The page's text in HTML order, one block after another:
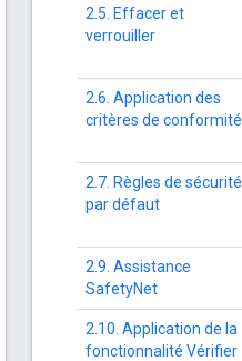
2.5. Effacer et
verrouiller
2.6. Application des
critères de conformité
2.7. Règles de sécurité
par défaut
2.9. Assistance
SafetyNet
2.10. Application de la
fonctionnalité Vérifier